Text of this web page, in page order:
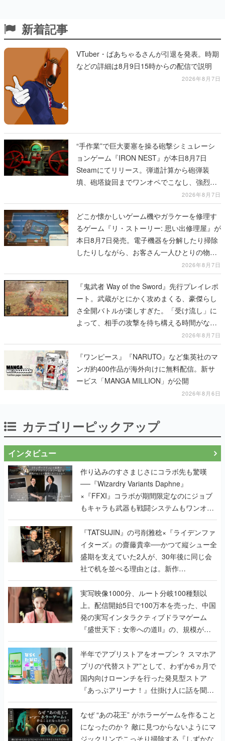
新着記事
VTuber・ばあちゃるさんが引退を発表。時期
などの詳細は8月9日15時からの配信で説明
2026年8月7日
“手作業”で巨大要塞を操る砲撃シミュレーシ
ョンゲーム『IRON NEST』が本日8月7日
Steamにてリリース。弾道計算から砲弾装
填、砲塔旋回までワンオペでこなし、強烈な
一撃をブチかませるロマンある作品2026年8月7日
どこか懐かしいゲーム機やガラケーを修理す
るゲーム『リ・ストーリー: 思い出修理屋』が
本日8月7日発売。電子機器を分解したり掃除
したりしながら、お客さん一人ひとりの物語
2026年8月7日
『鬼武者 Way of the Sword』先行プレイレポ
ート。武蔵がとにかく攻めまくる、豪傑らし
さ全開バトルが楽しすぎた。「受け流し」に
よって、相手の攻撃を待ち構える時間がなく
2026年8月7日
『ワンピース』『NARUTO』など集英社のマ
ンガ約400作品が海外向けに無料配信。新サ
ービス「MANGA MILLION」が公開
2026年8月6日
カテゴリーピックアップ
インタビュー
作り込みのすさまじさにコラボ先も驚嘆
──『Wizardry Variants Daphne』
×『FFXI』コラボが期間限定なのにジョブ
もキャラも武器も戦闘システムもワンオフ
で作り込まれた理由を両ディレクターに聞
く
『TATSUJIN』の弓削雅稔×『ライデンファ
イターズ』の齋藤貴幸──かつて縦シュー全
盛期を支えていた2人が、30年後に同じ会
社で机を並べる理由とは。新作
『TATSUJIN EXTREME』で初タッグを組
んだレジェンド2人に訊く開発秘話
実写映像1000分、ルート分岐100種類以
上。配信開始5日で100万本を売った、中国
発の実写インタラクティブドラマゲーム
『盛世天下：女帝への道II』の、規模が違
うこだわりをプロデューサーに聞いた
半年でアプリストアをオープン？ スマホア
プリの“代替ストア”として、わずか6ヵ月で
国内向けローンチを行った発見型ストア
『あっぷアリーナ！』仕掛け人に話を聞い
てみた
なぜ “あの花王” がホラーゲームを作ること
になったのか？ 敵に見つからないようにマ
ジックリンでこっそり掃除する『しずかな